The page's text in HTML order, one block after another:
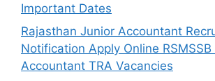
Important Dates
Rajasthan Junior Accountant
Notification Apply Online
Accountant TRA Vacancies